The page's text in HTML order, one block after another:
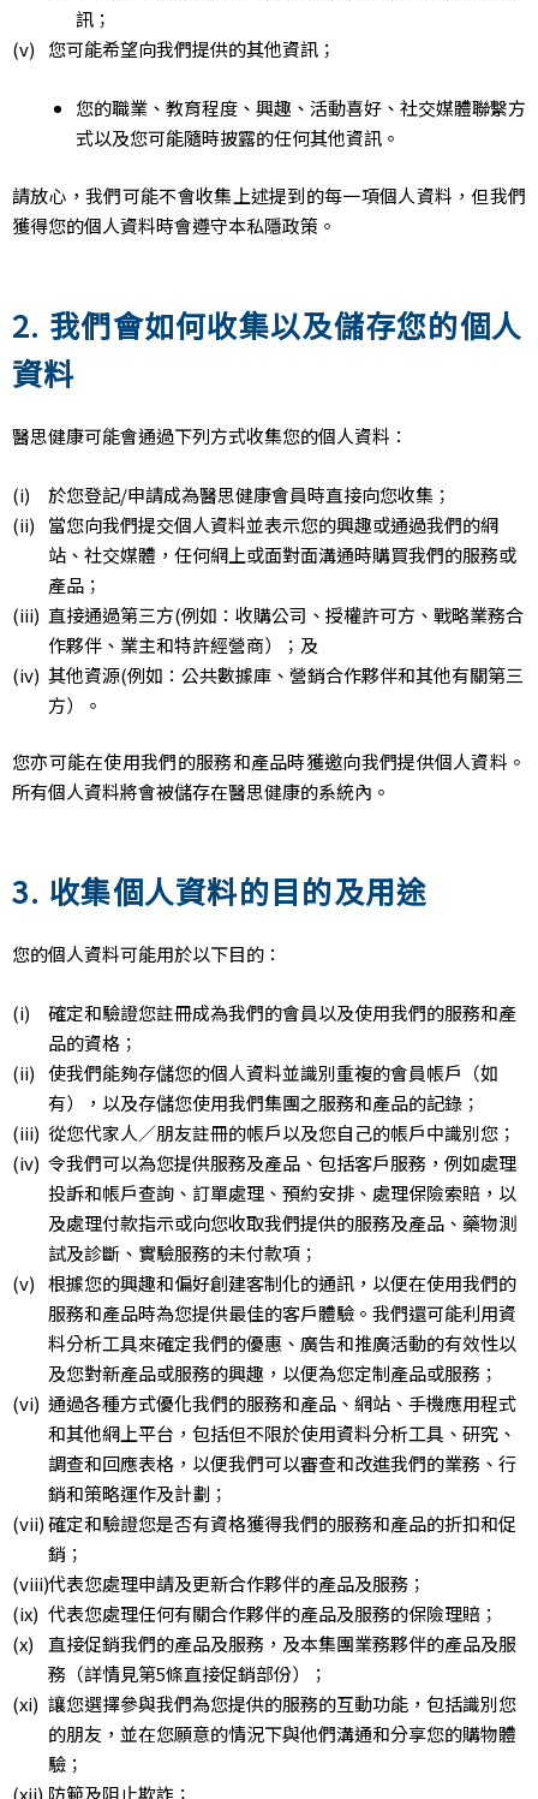
訊；
您可能希望向我們提供的其他資訊；
您的職業、教育程度、興趣、活動喜好、社交媒體聯繫方
式以及您可能隨時披露的任何其他資訊。
請放心，我們可能不會收集上述提到的每一項個人資料，但我們
獲得您的個人資料時會遵守本私隱政策。
2. 我們會如何收集以及儲存您的個人
資料
醫思健康可能會通過下列方式收集您的個人資料：
於您登記/申請成為醫思健康會員時直接向您收集；
當您向我們提交個人資料並表示您的興趣或通過我們的網
站、社交媒體，任何網上或面對面溝通時購買我們的服務或
產品；
直接通過第三方(例如：收購公司、授權許可方、戰略業務合
作夥伴、業主和特許經營商）；及
其他資源(例如：公共數據庫、營銷合作夥伴和其他有關第三
方）。
您亦可能在使用我們的服務和產品時獲邀向我們提供個人資料。
所有個人資料將會被儲存在醫思健康的系統內。
3. 收集個人資料的目的及用途
您的個人資料可能用於以下目的：
確定和驗證您註冊成為我們的會員以及使用我們的服務和產
品的資格；
使我們能夠存儲您的個人資料並識別重複的會員帳戶（如
有），以及存儲您使用我們集團之服務和產品的記錄；
從您代家人／朋友註冊的帳戶以及您自己的帳戶中識別您；
令我們可以為您提供服務及產品、包括客戶服務，例如處理
投訴和帳戶查詢、訂單處理、預約安排、處理保險索賠，以
及處理付款指示或向您收取我們提供的服務及產品、藥物測
試及診斷、實驗服務的未付款項；
根據您的興趣和偏好創建客制化的通訊，以便在使用我們的
服務和產品時為您提供最佳的客戶體驗。我們還可能利用資
料分析工具來確定我們的優惠、廣告和推廣活動的有效性以
及您對新產品或服務的興趣，以便為您定制產品或服務；
通過各種方式優化我們的服務和產品、網站、手機應用程式
和其他網上平台，包括但不限於使用資料分析工具、研究、
調查和回應表格，以便我們可以審查和改進我們的業務、行
銷和策略運作及計劃；
確定和驗證您是否有資格獲得我們的服務和產品的折扣和促
銷；
代表您處理申請及更新合作夥伴的產品及服務；
代表您處理任何有關合作夥伴的產品及服務的保險理賠；
直接促銷我們的產品及服務，及本集團業務夥伴的產品及服
務（詳情見第5條直接促銷部份）；
讓您選擇參與我們為您提供的服務的互動功能，包括識別您
的朋友，並在您願意的情況下與他們溝通和分享您的購物體
驗；
防範及阻止欺詐；